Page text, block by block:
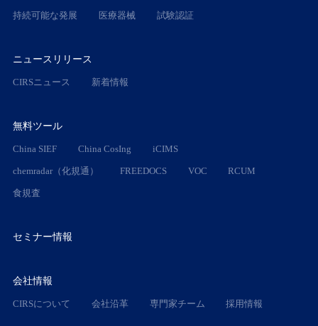
持続可能な発展 医療器械 試験認証
ニュースリリース
CIRSニュース 新着情報
無料ツール
China SIEF China CosIng iCIMS
chemradar（化規通） FREEDOCS VOC RCUM
食規査
セミナー情報
会社情報
CIRSについて 会社沿革 専門家チーム 採用情報